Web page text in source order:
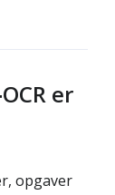
er
opgaver